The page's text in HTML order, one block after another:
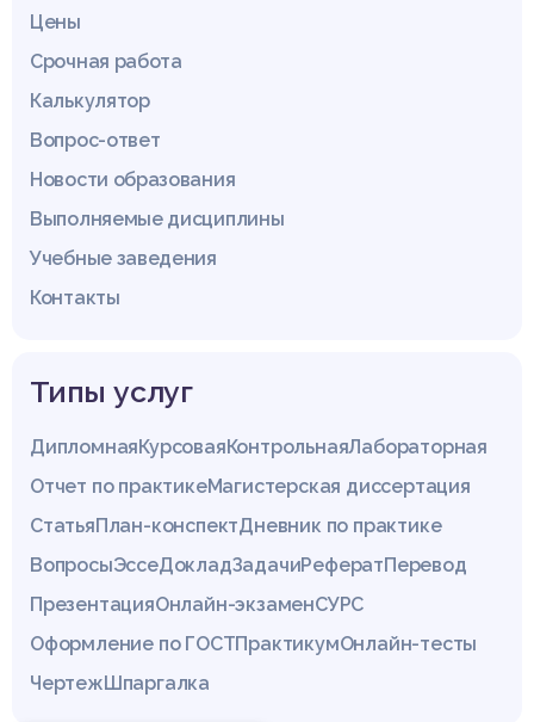
Цены
Срочная работа
Калькулятор
Вопрос-ответ
Новости образования
Выполняемые дисциплины
Учебные заведения
Контакты
Типы услуг
ДипломнаяКурсоваяКонтрольнаяЛабораторная
Отчет по практикеМагистерская диссертация
СтатьяПлан-конспектДневник по практике
ВопросыЭссеДокладЗадачиРефератПеревод
ПрезентацияОнлайн-экзаменСУРС
Оформление по ГОСТПрактикумОнлайн-тесты
ЧертежШпаргалка